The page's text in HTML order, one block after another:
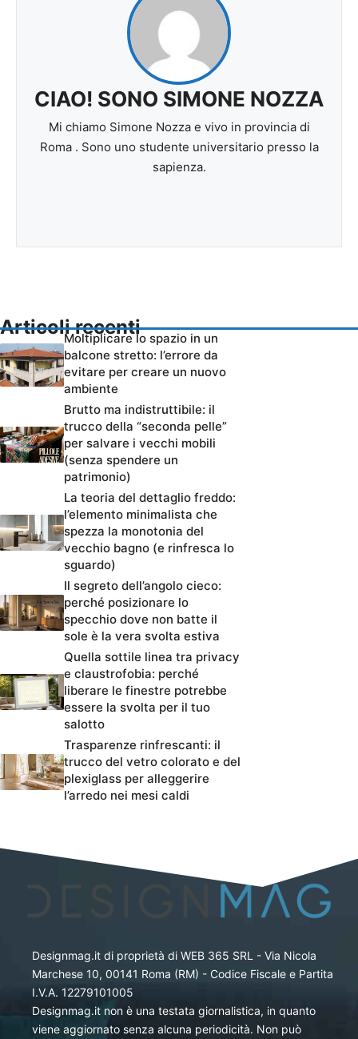
CIAO! SONO SIMONE NOZZA
Mi chiamo Simone Nozza e vivo in provincia di
Roma . Sono uno studente universitario presso la
sapienza.
Articoli recenti
Moltiplicare lo spazio in un
balcone stretto: l’errore da
evitare per creare un nuovo
ambiente
Brutto ma indistruttibile: il
trucco della “seconda pelle”
per salvare i vecchi mobili
(senza spendere un
patrimonio)
La teoria del dettaglio freddo:
l’elemento minimalista che
spezza la monotonia del
vecchio bagno (e rinfresca lo
sguardo)
Il segreto dell’angolo cieco:
perché posizionare lo
specchio dove non batte il
sole è la vera svolta estiva
Quella sottile linea tra privacy
e claustrofobia: perché
liberare le finestre potrebbe
essere la svolta per il tuo
salotto
Trasparenze rinfrescanti: il
trucco del vetro colorato e del
plexiglass per alleggerire
l’arredo nei mesi caldi
Designmag.it di proprietà di WEB 365 SRL - Via Nicola
Marchese 10, 00141 Roma (RM) - Codice Fiscale e Partita
I.V.A. 12279101005
Designmag.it non è una testata giornalistica, in quanto
viene aggiornato senza alcuna periodicità. Non può